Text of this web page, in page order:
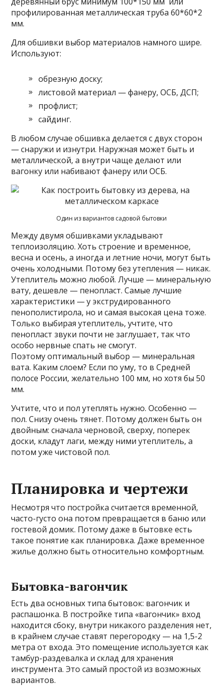
профилированная металлическая труба 60*60*2
мм.
Для обшивки выбор материалов намного шире.
Используют:
обрезную доску;
листовой материал — фанеру, ОСБ, ДСП;
профлист;
сайдинг.
В любом случае обшивка делается с двух сторон
— снаружи и изнутри. Наружная может быть и
металлической, а внутри чаще делают или
вагонку или набивают фанеру или ОСБ.
Один из вариантов садовой бытовки
Между двумя обшивками укладывают
теплоизоляцию. Хоть строение и временное,
весна и осень, а иногда и летние ночи, могут быть
очень холодными. Потому без утепления — никак.
Утеплитель можно любой. Лучше — минеральную
вату, дешевле — пенопласт. Самые лучшие
характеристики — у экструдированного
пенополистирола, но и самая высокая цена тоже.
Только выбирая утеплитель, учтите, что
пенопласт звуки почти не заглушает, так что
особо нервные спать не смогут.
Поэтому оптимальный выбор — минеральная
вата. Каким слоем? Если по уму, то в Средней
полосе России, желательно 100 мм, но хотя бы 50
мм.
Учтите, что и пол утеплять нужно. Особенно —
пол. Снизу очень тянет. Потому должен быть он
двойным: сначала черновой, сверху, поперек
доски, кладут лаги, между ними утеплитель, а
потом уже чистовой пол.
Планировка и чертежи
Несмотря что постройка считается временной,
часто-густо она потом превращается в баню или
гостевой домик. Потому даже в бытовке есть
такое понятие как планировка. Даже временное
жилье должно быть относительно комфортным.
Бытовка-вагончик
Есть два основных типа бытовок: вагончик и
распашонка. В постройке типа «вагончик» вход
находится сбоку, внутри никакого разделения нет,
в крайнем случае ставят перегородку — на 1,5-2
метра от входа. Это помещение используется как
тамбур-раздевалка и склад для хранения
инструмента. Это самый простой из возможных
вариантов.